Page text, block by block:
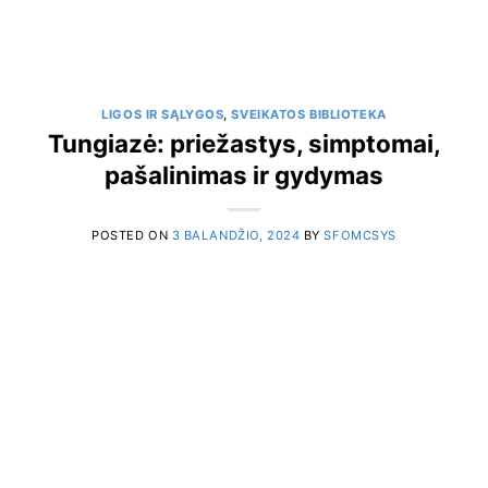
LIGOS IR SĄLYGOS,SVEIKATOS BIBLIOTEKA
Tungiazė: priežastys, simptomai,
pašalinimas ir gydymas
POSTED ON 3 BALANDŽIO, 2024 BYSFOMCSYS